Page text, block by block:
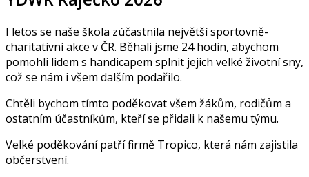
I letos se naše škola zúčastnila největší sportovně-
charitativní akce v ČR. Běhali jsme 24 hodin, abychom
pomohli lidem s handicapem splnit jejich velké životní sny,
což se nám i všem dalším podařilo.
Chtěli bychom tímto poděkovat všem žákům, rodičům a
ostatním účastníkům, kteří se přidali k našemu týmu.
Velké poděkování patří firmě Tropico, která nám zajistila
občerstvení.